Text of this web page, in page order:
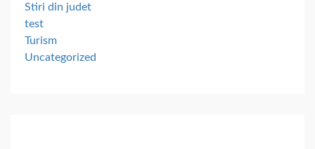
Stiri din judet
test
Turism
Uncategorized